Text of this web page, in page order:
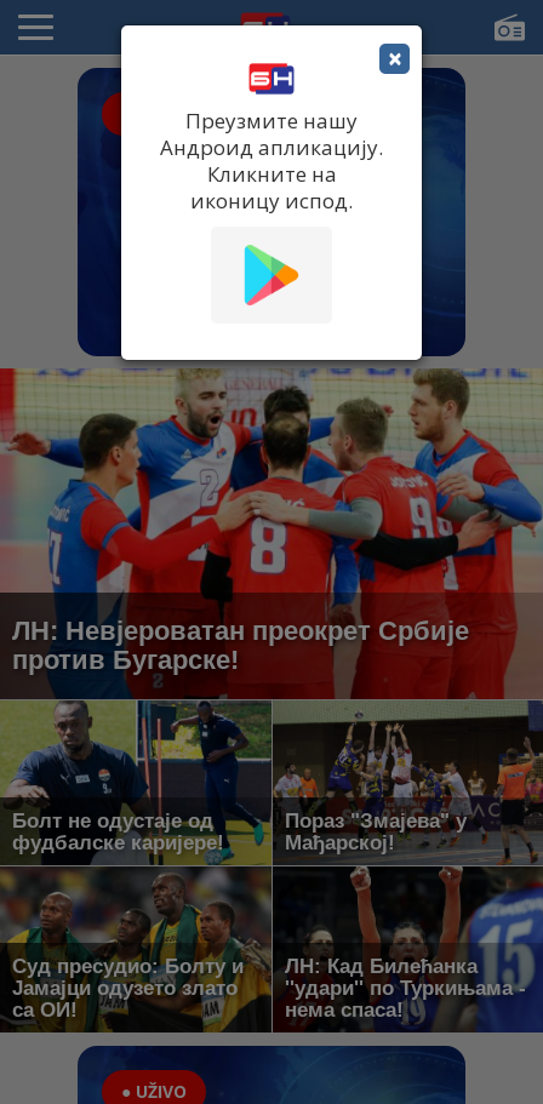
ЛН: Невјероватан преокрет Србије
против Бугарске!
Болт не одустаје од
фудбалске каријере!
Пораз "Змајева" у
Мађарској!
Суд пресудио: Болту и
Јамајци одузето злато
са ОИ!
ЛН: Кад Билећанка
''удари'' по Туркињама -
нема спаса!
● UŽIVO
×
Преузмите нашу
Андроид апликацију.
Кликните на
иконицу испод.